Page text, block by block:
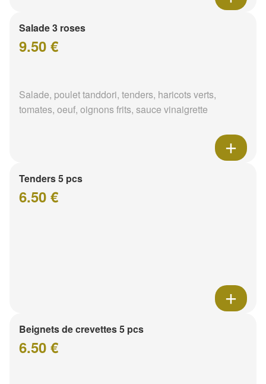
Salade 3 roses
9.50 €
Salade, poulet tanddori, tenders, haricots verts,
tomates, oeuf, oignons frits, sauce vinaigrette
Tenders 5 pcs
6.50 €
Beignets de crevettes 5 pcs
6.50 €